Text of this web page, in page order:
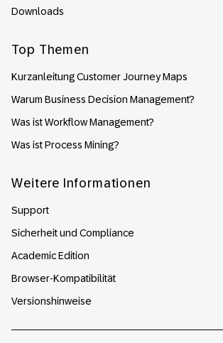
Downloads
Top Themen
Kurzanleitung Customer Journey Maps
Warum Business Decision Management?
Was ist Workflow Management?
Was ist Process Mining?
Weitere Informationen
Support
Sicherheit und Compliance
Academic Edition
Browser-Kompatibilität
Versionshinweise